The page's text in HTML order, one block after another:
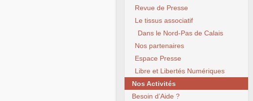
Revue de Presse
Le tissus associatif
Dans le Nord-Pas de Calais
Nos partenaires
Espace Presse
Libre et Libertés Numériques
Nos Activités
Besoin d’Aide ?